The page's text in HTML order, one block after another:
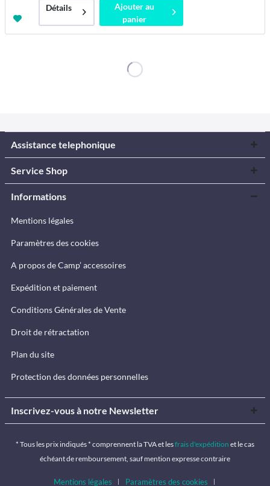
Détails
Ajouter au
panier
Assistance telephonique
Service Shop
Informations
Mentions légales
Paramètres des cookies
A propos de Camp’ accessoires
Expédition et paiement
Conditions Générales de Vente
Droit de rétractation
Plan du site
Protection des données personnelles
Inscrivez-vous à notre Newsletter
* Tous les prix indiqués * comprennent la TVA et lesfrais d'expédition et le cas
échéant de remboursement, sauf mention expresse contraire
Mentions légales Paramètres des cookies